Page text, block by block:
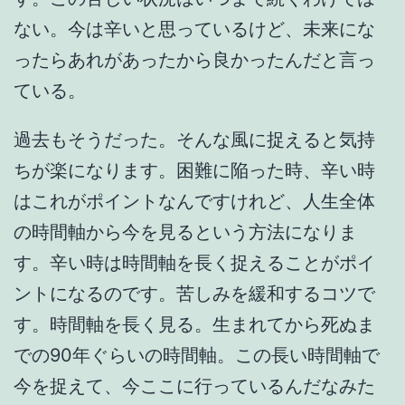
ない。今は辛いと思っているけど、未来にな
ったらあれがあったから良かったんだと言っ
ている。
過去もそうだった。そんな風に捉えると気持
ちが楽になります。困難に陥った時、辛い時
はこれがポイントなんですけれど、人生全体
の時間軸から今を見るという方法になりま
す。辛い時は時間軸を長く捉えることがポイ
ントになるのです。苦しみを緩和するコツで
す。時間軸を長く見る。生まれてから死ぬま
での90年ぐらいの時間軸。この長い時間軸で
今を捉えて、今ここに行っているんだなみた